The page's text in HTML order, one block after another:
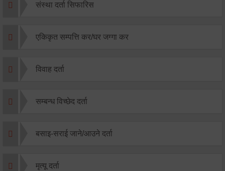
संस्था दर्ता सिफारिस
एकिकृत सम्पत्ति कर/घर जग्गा कर
विवाह दर्ता
सम्बन्ध विच्छेद दर्ता
बसाइ-सराई जाने/आउने दर्ता
मृत्यू दर्ता